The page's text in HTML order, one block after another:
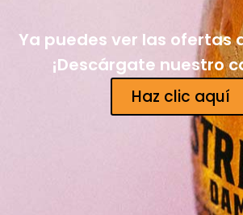
Ya puedes ver las ofertas
¡Descárgate nuestro
Haz clic aquí